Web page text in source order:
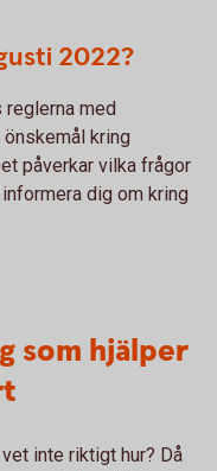
2022?
med
kring
påverkar vilka frågor
dig om kring
som hjälper
inte riktigt hur? Då